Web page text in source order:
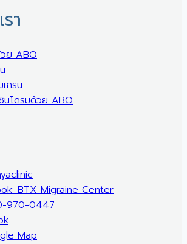
า
วย ABO
กรน
โดรมด้วย ABO
BTX Migraine Center
970-0447
Map